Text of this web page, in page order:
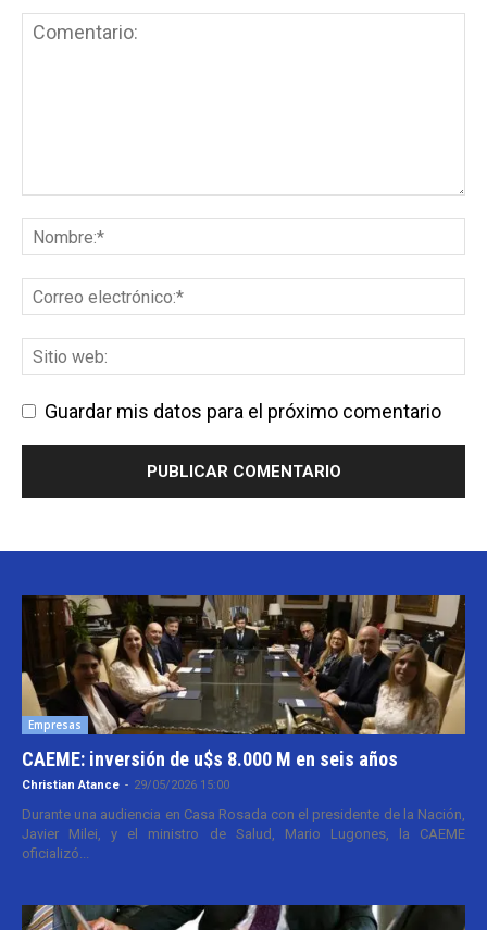
Guardar mis datos para el próximo comentario
Empresas
CAEME: inversión de u$s 8.000 M en seis años
Christian Atance - 29/05/2026 15:00
Durante una audiencia en Casa Rosada con el presidente de la Nación,
Javier Milei, y el ministro de Salud, Mario Lugones, la CAEME
oficializó...